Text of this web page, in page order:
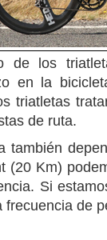
de los
en la
triatletas
de ruta.
también
(20 Km)
Si
frecuencia de